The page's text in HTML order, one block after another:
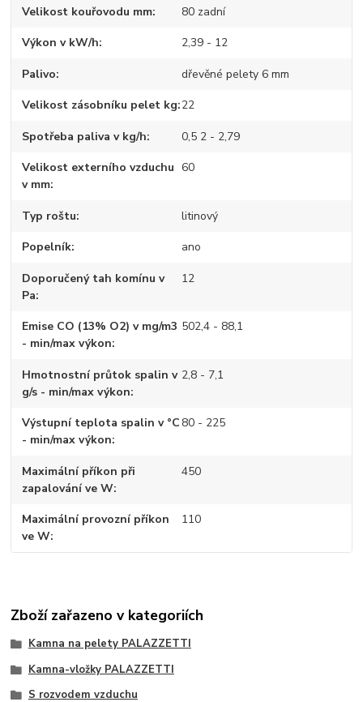
Velikost kouřovodu mm 80 zadní
Výkon v kW/h 2,39 - 12
Palivo dřevěné pelety 6 mm
Velikost zásobníku pelet kg 22
Spotřeba paliva v kg/h 0,5 2 - 2,79
Velikost externího vzduchu
v mm
60
Typ roštu litinový
Popelník ano
Doporučený tah komínu v
Pa
12
Emise CO (13% O2) v mg/m3
- min/max výkon
502,4 - 88,1
Hmotnostní průtok spalin v
g/s - min/max výkon
2,8 - 7,1
Výstupní teplota spalin v °C
- min/max výkon
80 - 225
Maximální příkon při
zapalování ve W
450
Maximální provozní příkon
ve W
110
Zboží zařazeno v kategoriích
Kamna na pelety PALAZZETTI
Kamna-vložky PALAZZETTI
S rozvodem vzduchu